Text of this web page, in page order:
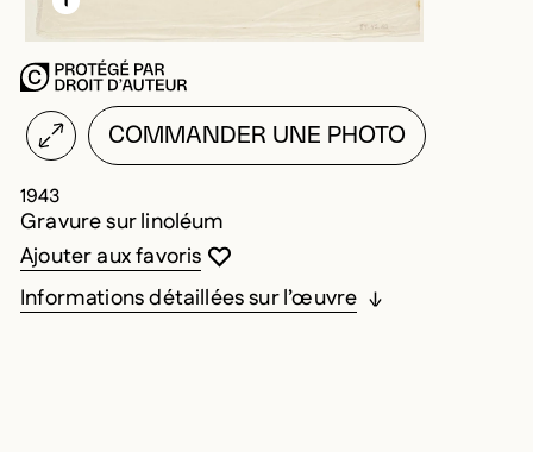
COMMANDER UNE PHOTO
1943
Gravure sur linoléum
Vous devez être connecté pour ajouter
Fermer la modale
Ouvrir la modale
Ajouter aux favoris
Informations détaillées sur l’œuvre